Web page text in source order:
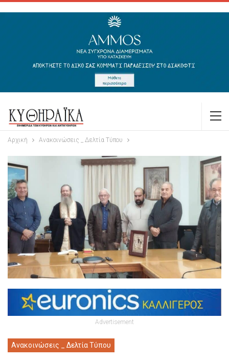
Αρχική Ανακοινώσεις _ Δελτία Τύπου
Advertisement
Ανακοινώσεις _ Δελτία Τύπου